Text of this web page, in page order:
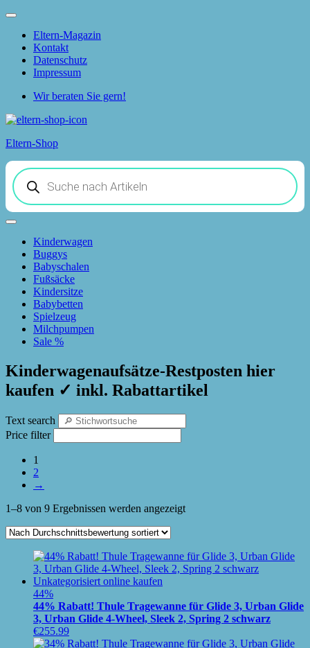
Skip
content
Eltern-Magazin
Kontakt
Datenschutz
Impressum
Wir beraten Sie gern!
Eltern-Shop
Products
search
Kinderwagen
Buggys
Babyschalen
Fußsäcke
Kindersitze
Babybetten
Spielzeug
Milchpumpen
Sale %
Kinderwagenaufsätze-Restposten hier
kaufen ✓ inkl. Rabattartikel
Text search
Price filter
1
2
→
1–8 von 9 Ergebnissen werden angezeigt
44%
44% Rabatt! Thule Tragewanne für Glide 3, Urban Glide
3, Urban Glide 4-Wheel, Sleek 2, Spring 2 schwarz
€255.99